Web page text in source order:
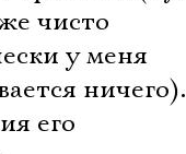
чисто
у меня
ничего).
его